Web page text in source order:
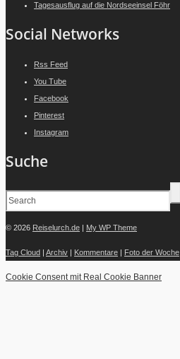
Tagesausflug auf die Nordseeinsel Föhr
Social Networks
Rss Feed
You Tube
Facebook
Pinterest
Instagram
Suche
© 2026 Reiselurch.de My WP Theme
Tag Cloud Archiv Kommentare Foto der Woche
Cookie Consent mit Real Cookie Banner